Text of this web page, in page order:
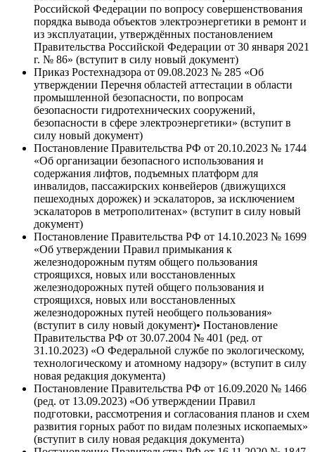
Российской Федерации по вопросу совершенствования
порядка вывода объектов электроэнергетики в ремонт и
из эксплуатации, утверждённых постановлением
Правительства Российской Федерации от 30 января 2021
г. № 86» (вступит в силу новый документ)
Приказ Ростехнадзора от 09.08.2023 № 285 «Об
утверждении Перечня областей аттестации в области
промышленной безопасности, по вопросам
безопасности гидротехнических сооружений,
безопасности в сфере электроэнергетики» (вступит в
силу новый документ)
Постановление Правительства РФ от 20.10.2023 № 1744
«Об организации безопасного использования и
содержания лифтов, подъемных платформ для
инвалидов, пассажирских конвейеров (движущихся
пешеходных дорожек) и эскалаторов, за исключением
эскалаторов в метрополитенах» (вступит в силу новый
документ)
Постановление Правительства РФ от 14.10.2023 № 1699
«Об утверждении Правил примыкания к
железнодорожным путям общего пользования
строящихся, новых или восстановленных
железнодорожных путей общего пользования и
строящихся, новых или восстановленных
железнодорожных путей необщего пользования»
(вступит в силу новый документ)• Постановление
Правительства РФ от 30.07.2004 № 401 (ред. от
31.10.2023) «О Федеральной службе по экологическому,
технологическому и атомному надзору» (вступит в силу
новая редакция документа)
Постановление Правительства РФ от 16.09.2020 № 1466
(ред. от 13.09.2023) «Об утверждении Правил
подготовки, рассмотрения и согласования планов и схем
развития горных работ по видам полезных ископаемых»
(вступит в силу новая редакция документа)